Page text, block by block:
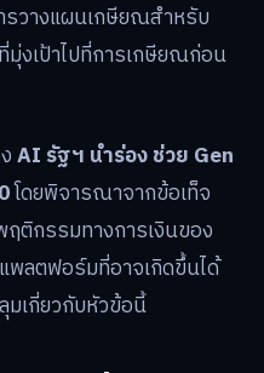
รวางแผนเกษียณสำหรับ
มุ่งเป้าไปที่การเกษียณก่อน
AI รัฐฯ นำร่อง ช่วย Gen
โดยพิจารณาจากข้อเท็จ
ติกรรมทางการเงินของ
ลตฟอร์มที่อาจเกิดขึ้นได้
มเกี่ยวกับหัวข้อนี้